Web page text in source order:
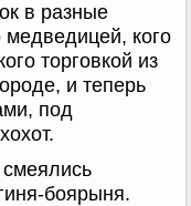
в разные
кого
торговкой из
и теперь
под
боярыня.